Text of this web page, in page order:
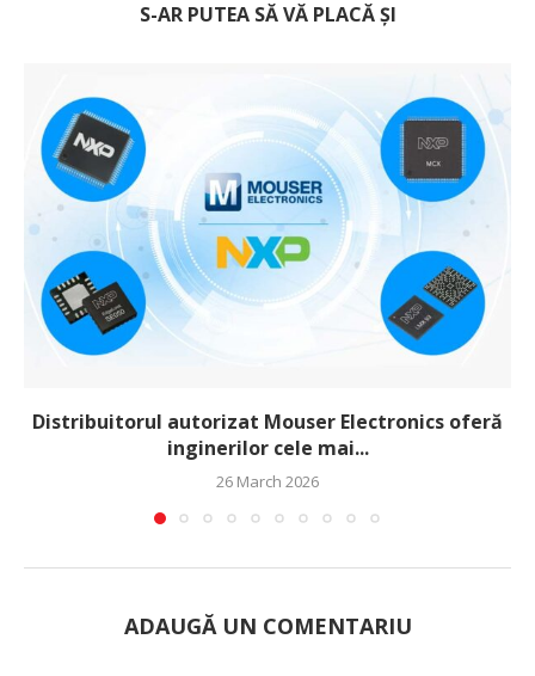
S-AR PUTEA SĂ VĂ PLACĂ ȘI
Distribuitorul autorizat Mouser Electronics oferă
inginerilor cele mai...
26 March 2026
ADAUGĂ UN COMENTARIU